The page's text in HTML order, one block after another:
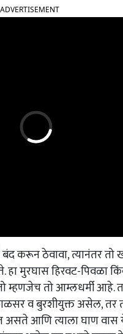
करून ठेवावा, त्यानंतर तो
हा मुरघास हिरवट-पिवळा
तो आम्लधर्मी आहे.
व बुरशीयुक्त असेल, तर
असते आणि त्याला घाण